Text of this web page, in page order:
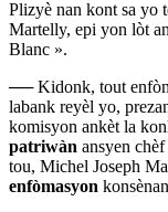
Plizyè nan kont sa yo
Martelly, epi yon lòt
Blanc ».
── Kidonk, tout
labank reyèl yo,
komisyon ankèt la
patriwàn ansyen
tou, Michel Joseph
enfòmasyon